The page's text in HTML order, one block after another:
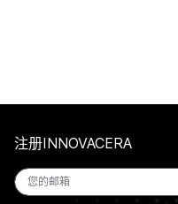
注册INNOVACERA